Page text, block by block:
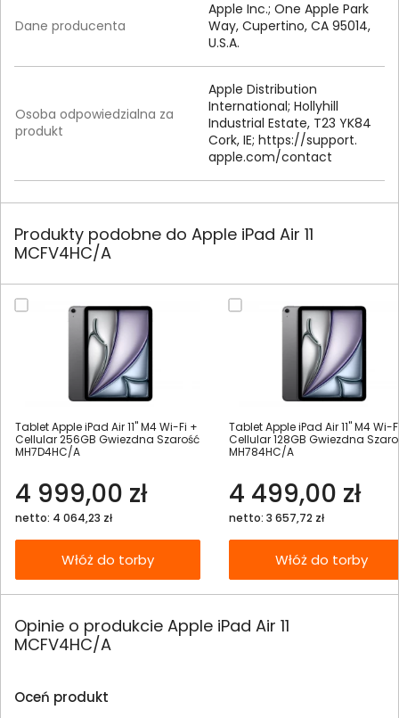
Dane producenta
Apple Inc.; One Apple Park
Way, Cupertino, CA 95014,
U.S.A.
Osoba odpowiedzialna za
produkt
Apple Distribution
International; Hollyhill
Industrial Estate, T23 YK84
Cork, IE; https://support.
apple.com/contact
Produkty podobne do Apple iPad Air 11
MCFV4HC/A
Tablet Apple iPad Air 11" M4 Wi-Fi +
Cellular 256GB Gwiezdna Szarość
MH7D4HC/A
4 999,00 zł
netto: 4 064,23 zł
Włóż do torby
Tablet Apple iPad Air 11" M4 Wi-
Cellular 128GB Gwiezdna
MH784HC/A
4 499,00 zł
netto: 3 657,72 zł
Włóż do torby
Opinie o produkcie Apple iPad Air 11
MCFV4HC/A
Oceń produkt